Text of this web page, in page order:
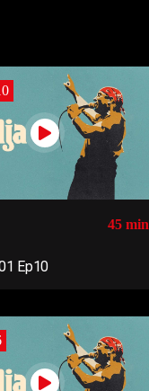
45 min
Ep10